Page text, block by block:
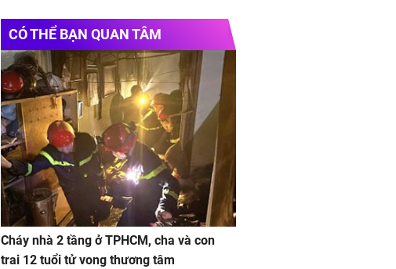
CÓ THỂ BẠN QUAN TÂM
Cháy nhà 2 tầng ở TPHCM, cha và con
trai 12 tuổi tử vong thương tâm